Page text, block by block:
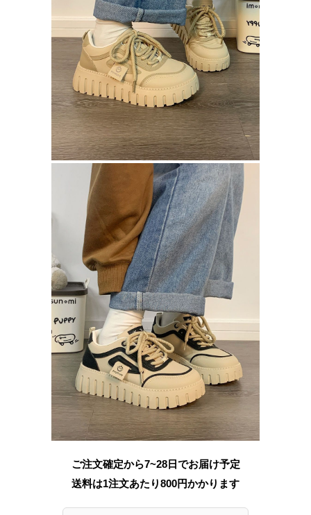
ご注文確定から7~28日でお届け予定
送料は1注文あたり800円かかります